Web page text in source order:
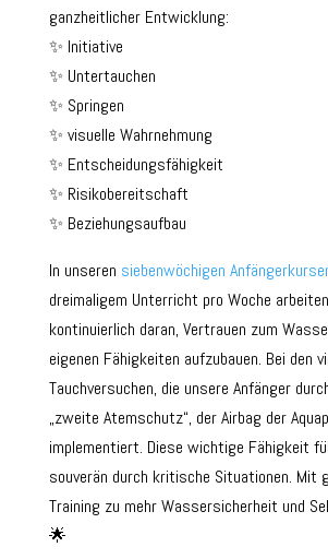
ganzheitlicher Entwicklung:
✨ Initiative
✨ Untertauchen
✨ Springen
✨ visuelle Wahrnehmung
✨ Entscheidungsfähigkeit
✨ Risikobereitschaft
✨ Beziehungsaufbau
In unseren siebenwöchigen
dreimaligem Unterricht pro Woche
kontinuierlich daran, Vertrauen zum
eigenen Fähigkeiten aufzubauen. Bei den
Tauchversuchen, die unsere Anfänger
„zweite Atemschutz“, der Airbag der
implementiert. Diese wichtige Fähigkeit
souverän durch kritische Situationen. Mit
Training zu mehr Wassersicherheit und
🌟